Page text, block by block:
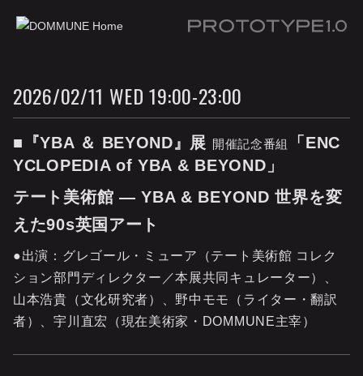
2026/02/11 WED 19:00-23:00
■『YBA ＆ BEYOND』展 開催記念番組
「ENC
YCLOPEDIA of YBA & BEYOND」
テート美術館 ― YBA & BEYOND 世界を変
えた90s英国アート
●出演：グレゴール・ミューア（テート美術館 コレク
ション部門ディレクター／本展共同キュレーター）、
山本浩貴（文化研究者）、野中モモ（ライター・翻訳
者）、宇川直宏（現在美術家・DOMMUNE主宰）